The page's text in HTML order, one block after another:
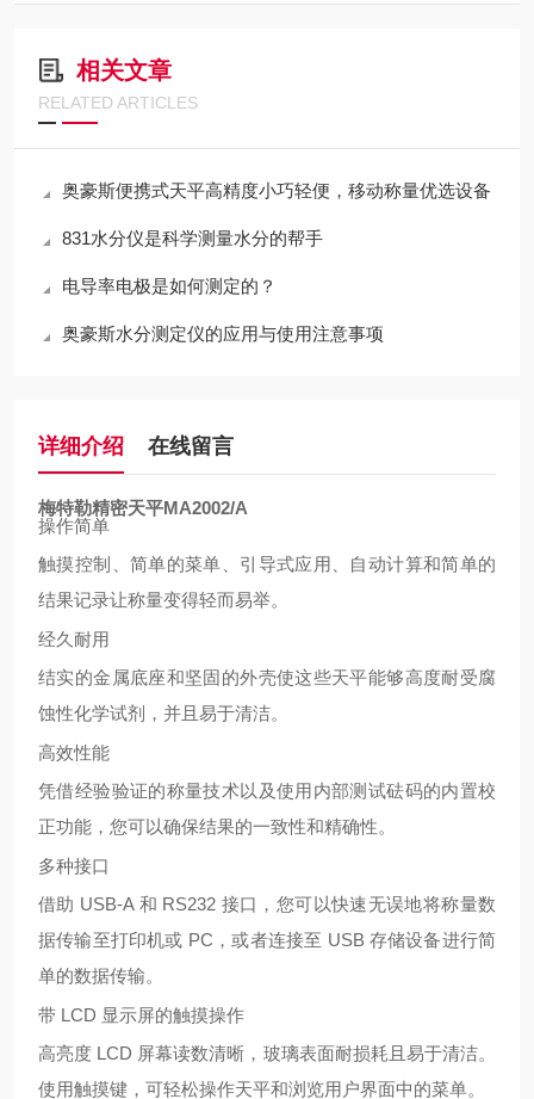
相关文章
RELATED ARTICLES
奥豪斯便携式天平高精度小巧轻便，移动称量优选设备
831水分仪是科学测量水分的帮手
电导率电极是如何测定的？
奥豪斯水分测定仪的应用与使用注意事项
详细介绍 在线留言
梅特勒精密天平MA2002/A
操作简单
触摸控制、简单的菜单、引导式应用、自动计算和简单的
结果记录让称量变得轻而易举。
经久耐用
结实的金属底座和坚固的外壳使这些天平能够高度耐受腐
蚀性化学试剂，并且易于清洁。
高效性能
凭借经验验证的称量技术以及使用内部测试砝码的内置校
正功能，您可以确保结果的一致性和精确性。
多种接口
借助 USB-A 和 RS232 接口，您可以快速无误地将称量数
据传输至打印机或 PC，或者连接至 USB 存储设备进行简
单的数据传输。
带 LCD 显示屏的触摸操作
高亮度 LCD 屏幕读数清晰，玻璃表面耐损耗且易于清洁。
使用触摸键，可轻松操作天平和浏览用户界面中的菜单。